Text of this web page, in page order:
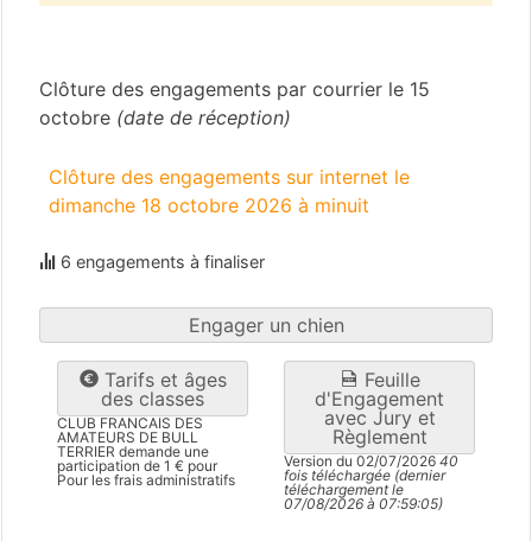
Clôture des engagements par courrier le 15
octobre (date de réception)
Clôture des engagements sur internet le
dimanche 18 octobre 2026 à minuit
6 engagements à finaliser
Engager un chien
Tarifs et âges
des classes
CLUB FRANCAIS DES
AMATEURS DE BULL
TERRIER demande une
participation de 1 € pour
Pour les frais administratifs
Feuille
d'Engagement
avec Jury et
Règlement
Version du 02/07/2026 40
fois téléchargée (dernier
téléchargement le
07/08/2026 à 07:59:05)